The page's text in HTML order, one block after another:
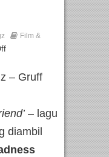
Film &
– Gruff
– lagu
diambil